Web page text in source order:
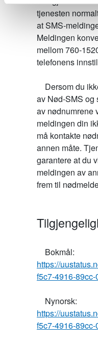
tjenesten
at SMS-
Meldingen
mellom 760-
telefonens
av Nød-SMS og
av nødnumrene
meldingen din
må kontakte
annen måte.
garantere at du
meldingen av
https://
f5c7-4916-
https://
f5c7-4916-